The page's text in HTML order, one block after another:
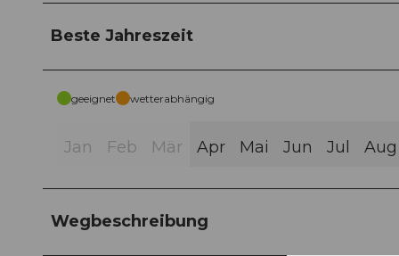
Beste Jahreszeit
geeignet wetterabhängig
Jan Feb Mär Apr Mai Jun Jul Aug
Wegbeschreibung